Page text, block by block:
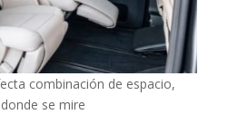
combinación de espacio,
se mire